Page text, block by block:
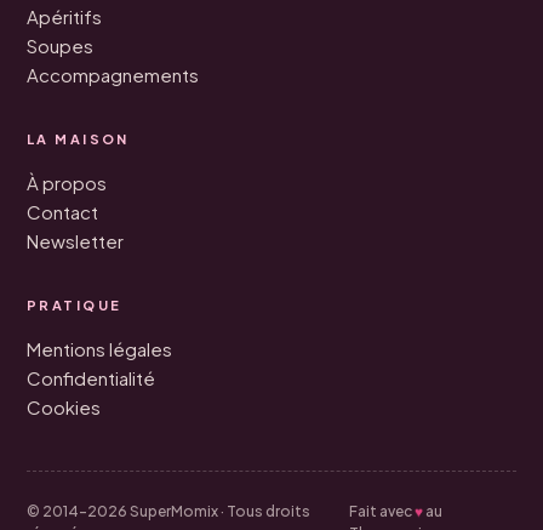
Apéritifs
Soupes
Accompagnements
LA MAISON
À propos
Contact
Newsletter
PRATIQUE
Mentions légales
Confidentialité
Cookies
© 2014–2026 SuperMomix · Tous droits
Fait avec♥au